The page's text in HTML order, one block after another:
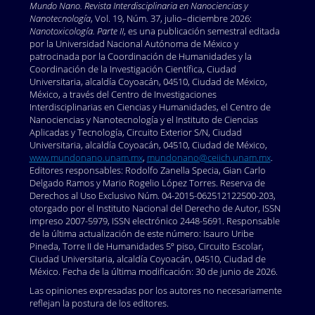
Mundo Nano. Revista Interdisciplinaria en Nanociencias y
Nanotecnología, Vol. 19, Núm. 37, julio–diciembre 2026:
Nanotoxicología. Parte II, es una publicación semestral editada
por la Universidad Nacional Autónoma de México y
patrocinada por la Coordinación de Humanidades y la
Coordinación de la Investigación Científica, Ciudad
Universitaria, alcaldía Coyoacán, 04510, Ciudad de México,
México, a través del Centro de Investigaciones
Interdisciplinarias en Ciencias y Humanidades, el Centro de
Nanociencias y Nanotecnología y el Instituto de Ciencias
Aplicadas y Tecnología, Circuito Exterior S/N, Ciudad
Universitaria, alcaldía Coyoacán, 04510, Ciudad de México,
www.mundonano.unam.mx, mundonano@ceiich.unam.mx.
Editores responsables: Rodolfo Zanella Specia, Gian Carlo
Delgado Ramos y Mario Rogelio López Torres. Reserva de
Derechos al Uso Exclusivo Núm. 04-2015-062512122500-203,
otorgado por el Instituto Nacional del Derecho de Autor, ISSN
impreso 2007-5979, ISSN electrónico 2448-5691. Responsable
de la última actualización de este número: Isauro Uribe
Pineda, Torre II de Humanidades 5º piso, Circuito Escolar,
Ciudad Universitaria, alcaldía Coyoacán, 04510, Ciudad de
México. Fecha de la última modificación: 30 de junio de 2026.
Las opiniones expresadas por los autores no necesariamente
reflejan la postura de los editores.